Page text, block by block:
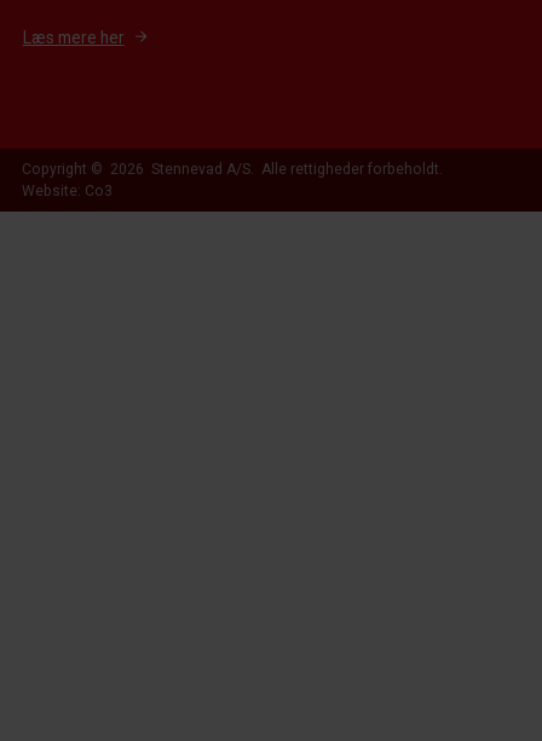
Læs mere her
Copyright © 2026 Stennevad A/S. Alle rettigheder forbeholdt.
Website: Co3